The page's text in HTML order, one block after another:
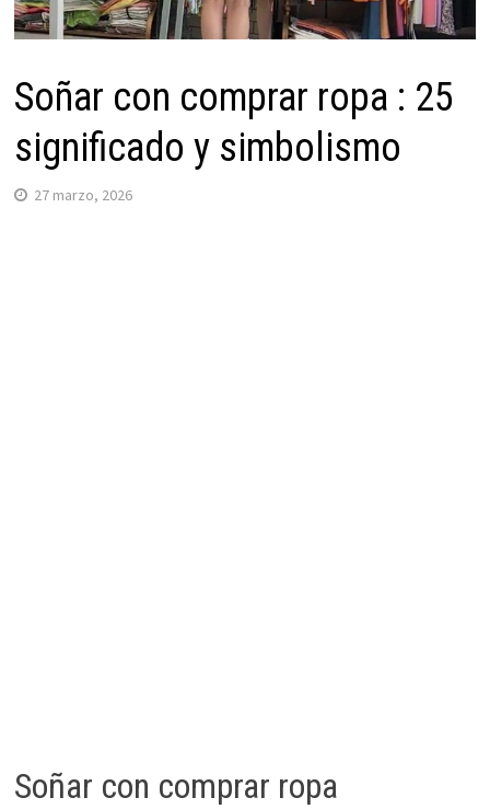
Soñar con comprar ropa : 25
significado y simbolismo
27 marzo, 2026
Soñar con comprar ropa